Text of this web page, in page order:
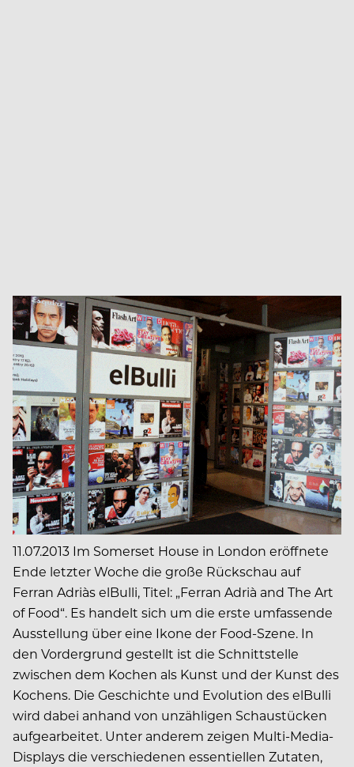
11.07.2013 Im Somerset House in London eröffnete
Ende letzter Woche die große Rückschau auf
Ferran Adriàs elBulli, Titel: „Ferran Adrià and The Art
of Food“. Es handelt sich um die erste umfassende
Ausstellung über eine Ikone der Food-Szene. In
den Vordergrund gestellt ist die Schnittstelle
zwischen dem Kochen als Kunst und der Kunst des
Kochens. Die Geschichte und Evolution des elBulli
wird dabei anhand von unzähligen Schaustücken
aufgearbeitet. Unter anderem zeigen Multi-Media-
Displays die verschiedenen essentiellen Zutaten,